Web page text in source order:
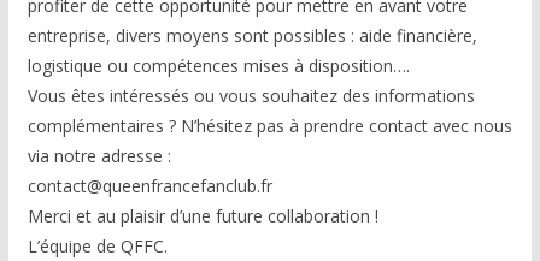
profiter de cette opportunité pour mettre en avant votre
entreprise, divers moyens sont possibles : aide financière,
logistique ou compétences mises à disposition….
Vous êtes intéressés ou vous souhaitez des informations
complémentaires ? N’hésitez pas à prendre contact avec nous
via notre adresse :
contact@queenfrancefanclub.fr
Merci et au plaisir d’une future collaboration !
L’équipe de QFFC.